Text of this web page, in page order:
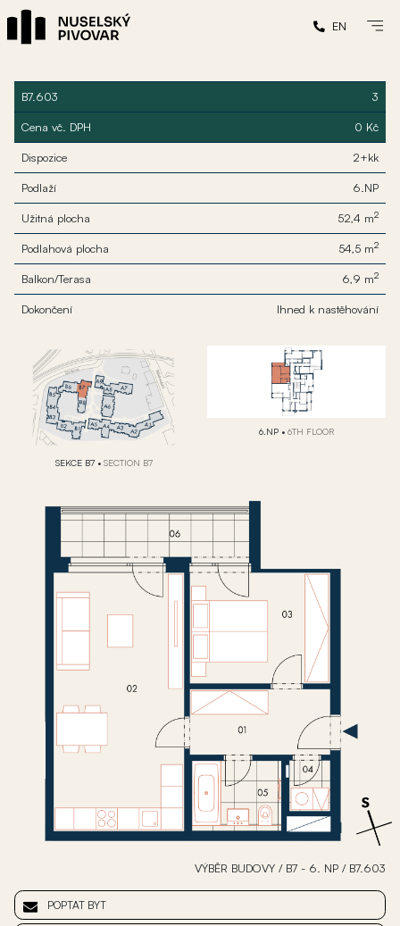
EN
B7.603 3
Cena vč. DPH 0 Kč
Dispozice 2+kk
Podlaží 6.NP
Užitná plocha 52,4 m2
Podlahová plocha 54,5 m2
Balkon/Terasa 6,9 m2
Dokončení Ihned k nastěhování
SEKCE B7 • SECTION B7
6.NP • 6TH FLOOR
VÝBĚR BUDOVY / B7 - 6. NP / B7.603
POPTAT BYT